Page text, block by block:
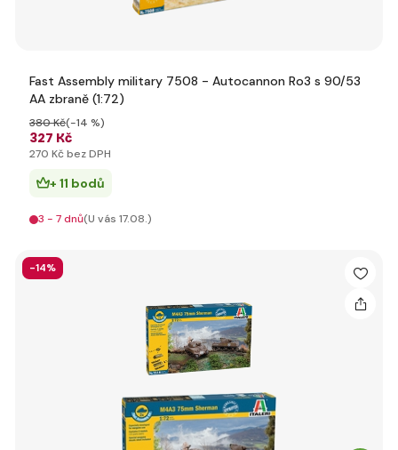
Fast Assembly military 7508 - Autocannon Ro3 s 90/53
AA zbraně (1:72)
327 Kč
380 Kč(-14 %)
270 Kč bez DPH
+ 11 bodů
3 - 7 dnů(U vás 17.08.)
-14%